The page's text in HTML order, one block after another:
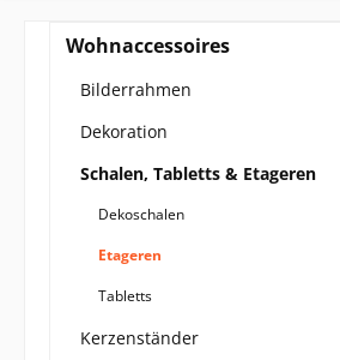
Wohnaccessoires
Bilderrahmen
Dekoration
Schalen, Tabletts & Etageren
Dekoschalen
Etageren
Tabletts
Kerzenständer